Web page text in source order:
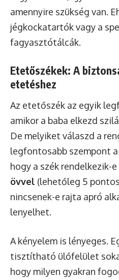
amennyire szükség van.
jégkockatartók vagy a
fagyasztótálcák.
Etetőszékek: A
etetéshez
Az etetőszék az egyik
amikor a baba elkezd
De melyiket válaszd a
legfontosabb szempont a
hogy a szék rendelkezik-e
övvel (lehetőleg 5
nincsenek-e rajta apró
lenyelhet.
A kényelem is lényeges.
tisztítható ülőfelület
hogy milyen gyakran